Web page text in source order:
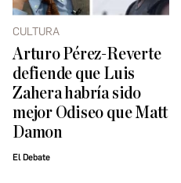
CULTURA
Arturo Pérez-Reverte
defiende que Luis
Zahera habría sido
mejor Odiseo que Matt
Damon
El Debate